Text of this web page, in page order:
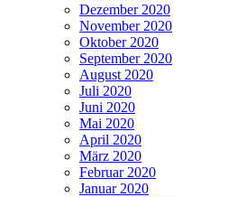
Dezember 2020
November 2020
Oktober 2020
September 2020
August 2020
Juli 2020
Juni 2020
Mai 2020
April 2020
März 2020
Februar 2020
Januar 2020